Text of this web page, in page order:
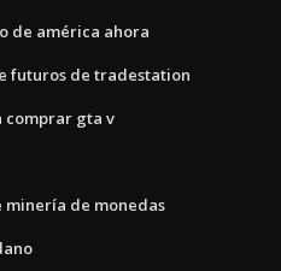
de américa ahora
futuros de tradestation
comprar gta v
de monedas